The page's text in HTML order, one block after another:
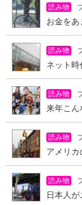
読み物
お金を
読み物
ネット時
読み物
来年こん
読み物
読み物
日本人